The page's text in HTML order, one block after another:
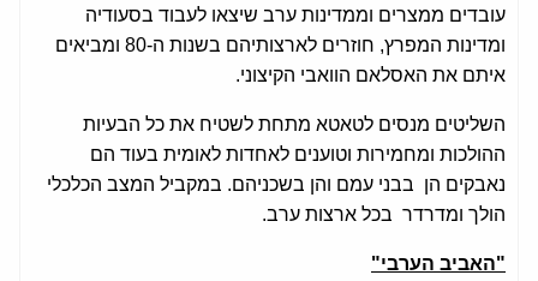
עובדים ממצרים וממדינות ערב שיצאו לעבוד בסעודיה
ומדינות המפרץ, חוזרים לארצותיהם בשנות ה-80 ומביאים
איתם את האסלאם הוואבי הקיצוני.
השליטים מנסים לטאטא מתחת לשטיח את כל הבעיות
ההולכות ומחמירות וטוענים לאחדות לאומית בעוד הם
נאבקים הן בבני עמם והן בשכניהם. במקביל המצב הכלכלי
הולך ומדרדר בכל ארצות ערב.
"האביב הערבי"